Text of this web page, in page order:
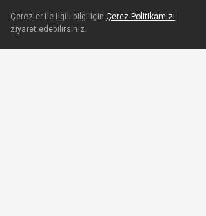
Çerezler ile ilgili bilgi içinÇerez Politikamızı
ziyaret edebilirsiniz.